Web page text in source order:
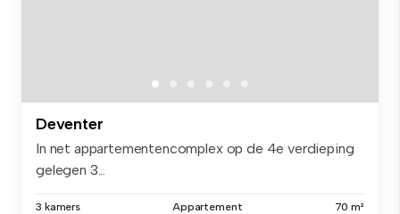
Deventer
In net appartementencomplex op de 4e verdieping
gelegen 3...
3 kamers Appartement 70 m²